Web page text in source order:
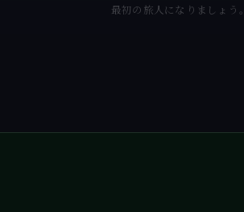
最初の旅人になりましょう。